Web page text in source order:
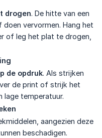
drogen. De hitte van een
vervormen. Hang het
of leg het plat te drogen,
de opdruk. Als strijken
de print of strijk het
lage temperatuur.
aangezien deze
beschadigen.